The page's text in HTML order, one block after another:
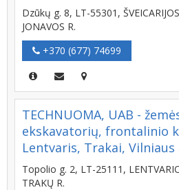
Dzūkų g. 8, LT-55301,
JONAVOS R.
+370 (677) 74699
TECHNUOMA, UAB -
ekskavatorių, frontalinio
Lentvaris, Trakai,
Topolio g. 2, LT-25111,
TRAKŲ R.